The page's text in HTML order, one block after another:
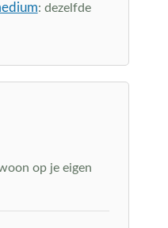
: dezelfde
op je eigen